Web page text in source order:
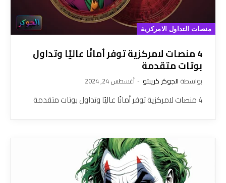
منصات التداول الامركزية
4 منصات لامركزية توفر أمانًا عاليًا وتداول
بوتات متقدمة
بواسطة الجوكر كريبتو أغسطس 24, 2024
4 منصات لامركزية توفر أمانًا عاليًا وتداول بوتات متقدمة